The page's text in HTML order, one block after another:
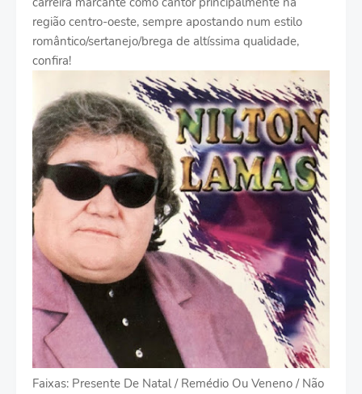
região centro-oeste, sempre apostando num estilo
romântico/sertanejo/brega de altíssima qualidade,
confira!
Faixas: Presente De Natal / Remédio Ou Veneno / Não